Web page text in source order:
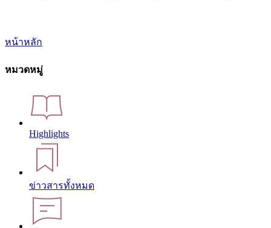
หน้าหลัก
หมวดหมู่
Highlights
ข่าวสารทั้งหมด